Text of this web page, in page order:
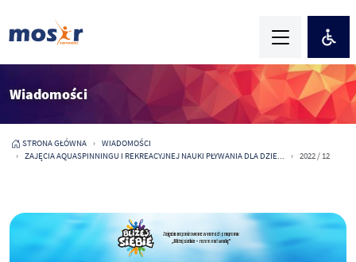
Wiadomości
STRONA GŁÓWNA
WIADOMOŚCI
ZAJĘCIA AQUASPINNINGU I REKREACYJNEJ NAUKI PŁYWANIA DLA DZIE...
2022 / 12